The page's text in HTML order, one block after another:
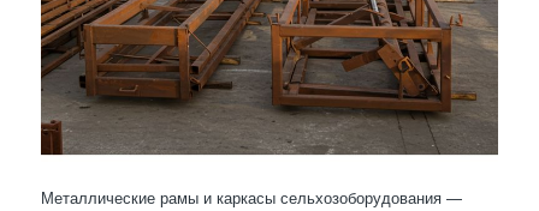
Металлические рамы и каркасы сельхозоборудования —